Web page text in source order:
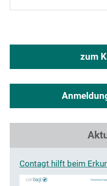
zum
Contagt hilft beim